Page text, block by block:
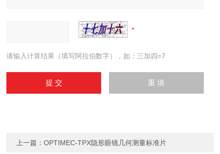
请输入计算结果（填写阿拉伯数字），如：三加四=7
上一篇：OPTIMEC-TPX隐形眼镜几何测量标准片